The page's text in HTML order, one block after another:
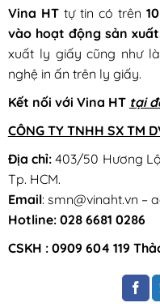
Vina HTtự tin có trên
vào hoạt động sản xuất
xuất ly giấy cũng như
nghệ in ấn trên ly giấy.
Kết nối với Vina HT tại
CÔNG TY TNHH SX TM
Địa chỉ: 403/50 Hương Lộ
Tp. HCM.
Email: smn@vinaht.vn –
Hotline: 028 6681 0286
CSKH : 0909 604 119